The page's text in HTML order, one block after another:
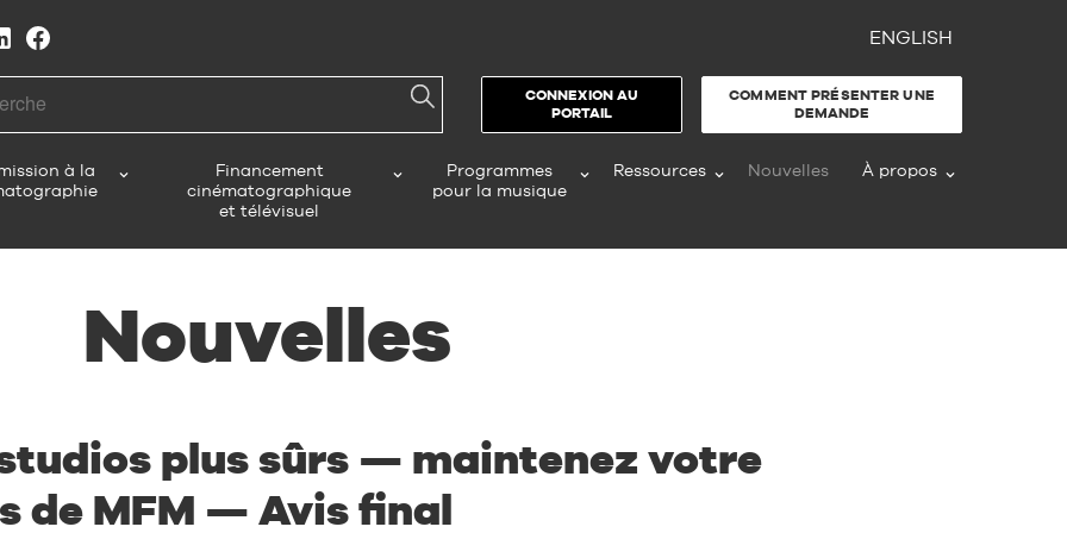
ENGLISH
CONNEXION AU
PORTAIL
COMMENT PRÉSENTER UNE
DEMANDE
à la
Financement
cinématographique
et télévisuel
Programmes
pour la musique
Ressources Nouvelles À propos
Nouvelles
plus sûrs — maintenez votre
de MFM — Avis final